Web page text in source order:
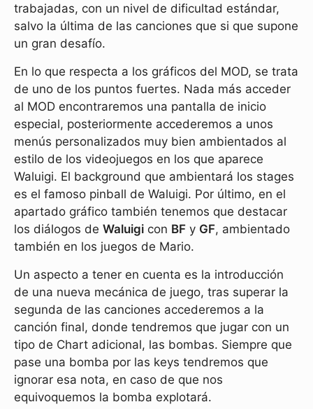
trabajadas, con un nivel de dificultad estándar,
salvo la última de las canciones que si que supone
un gran desafío.
En lo que respecta a los gráficos del MOD, se trata
de uno de los puntos fuertes. Nada más acceder
al MOD encontraremos una pantalla de inicio
especial, posteriormente accederemos a unos
menús personalizados muy bien ambientados al
estilo de los videojuegos en los que aparece
Waluigi. El background que ambientará los stages
es el famoso pinball de Waluigi. Por último, en el
apartado gráfico también tenemos que destacar
los diálogos de Waluigi con BF y GF, ambientado
también en los juegos de Mario.
Un aspecto a tener en cuenta es la introducción
de una nueva mecánica de juego, tras superar la
segunda de las canciones accederemos a la
canción final, donde tendremos que jugar con un
tipo de Chart adicional, las bombas. Siempre que
pase una bomba por las keys tendremos que
ignorar esa nota, en caso de que nos
equivoquemos la bomba explotará.